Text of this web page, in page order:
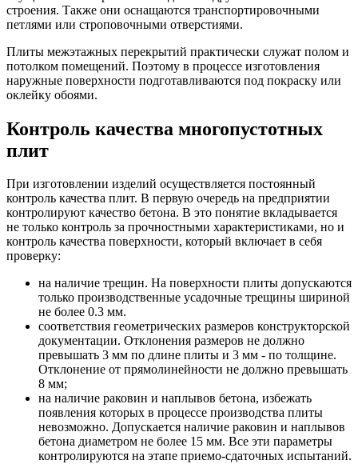
строения. Также они оснащаются транспортировочными
петлями или строповочными отверстиями.
Плиты межэтажных перекрытий практически служат полом и
потолком помещений. Поэтому в процессе изготовления
наружные поверхности подготавливаются под покраску или
оклейку обоями.
Контроль качества многопустотных
плит
При изготовлении изделий осуществляется постоянный
контроль качества плит. В первую очередь на предприятии
контролируют качество бетона. В это понятие вкладывается
не только контроль за прочностными характеристиками, но и
контроль качества поверхности, который включает в себя
проверку:
на наличие трещин. На поверхности плиты допускаются
только производственные усадочные трещины шириной
не более 0.3 мм.
соответствия геометрических размеров конструкторской
документации. Отклонения размеров не должно
превышать 3 мм по длине плиты и 3 мм - по толщине.
Отклонение от прямолинейности не должно превышать
8 мм;
на наличие раковин и наплывов бетона, избежать
появления которых в процессе производства плиты
невозможно. Допускается наличие раковин и наплывов
бетона диаметром не более 15 мм. Все эти параметры
контролируются на этапе приемо-сдаточных испытаний.